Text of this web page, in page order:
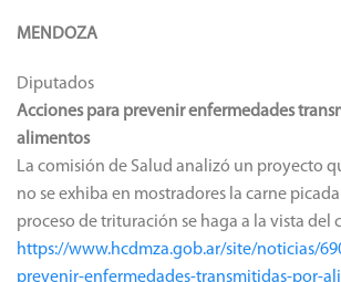
MENDOZA
Diputados
Acciones para prevenir enfermedades
alimentos
La comisión de Salud analizó un proyecto
no se exhiba en mostradores la carne
proceso de trituración se haga a la vista del
https://www.hcdmza.gob.ar/site/noticias/
prevenir-enfermedades-transmitidas-por-